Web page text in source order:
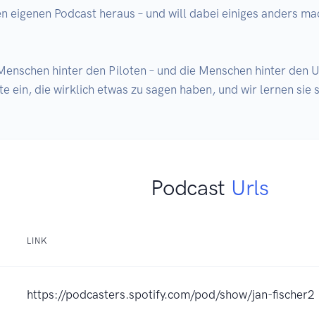
eigenen Podcast heraus – und will dabei einiges anders
hinter den Piloten – und die Menschen hinter den
ein, die wirklich etwas zu sagen haben, und wir lernen
Podcast Urls
LINK
https://podcasters.spotify.com/pod/show/jan-fischer2